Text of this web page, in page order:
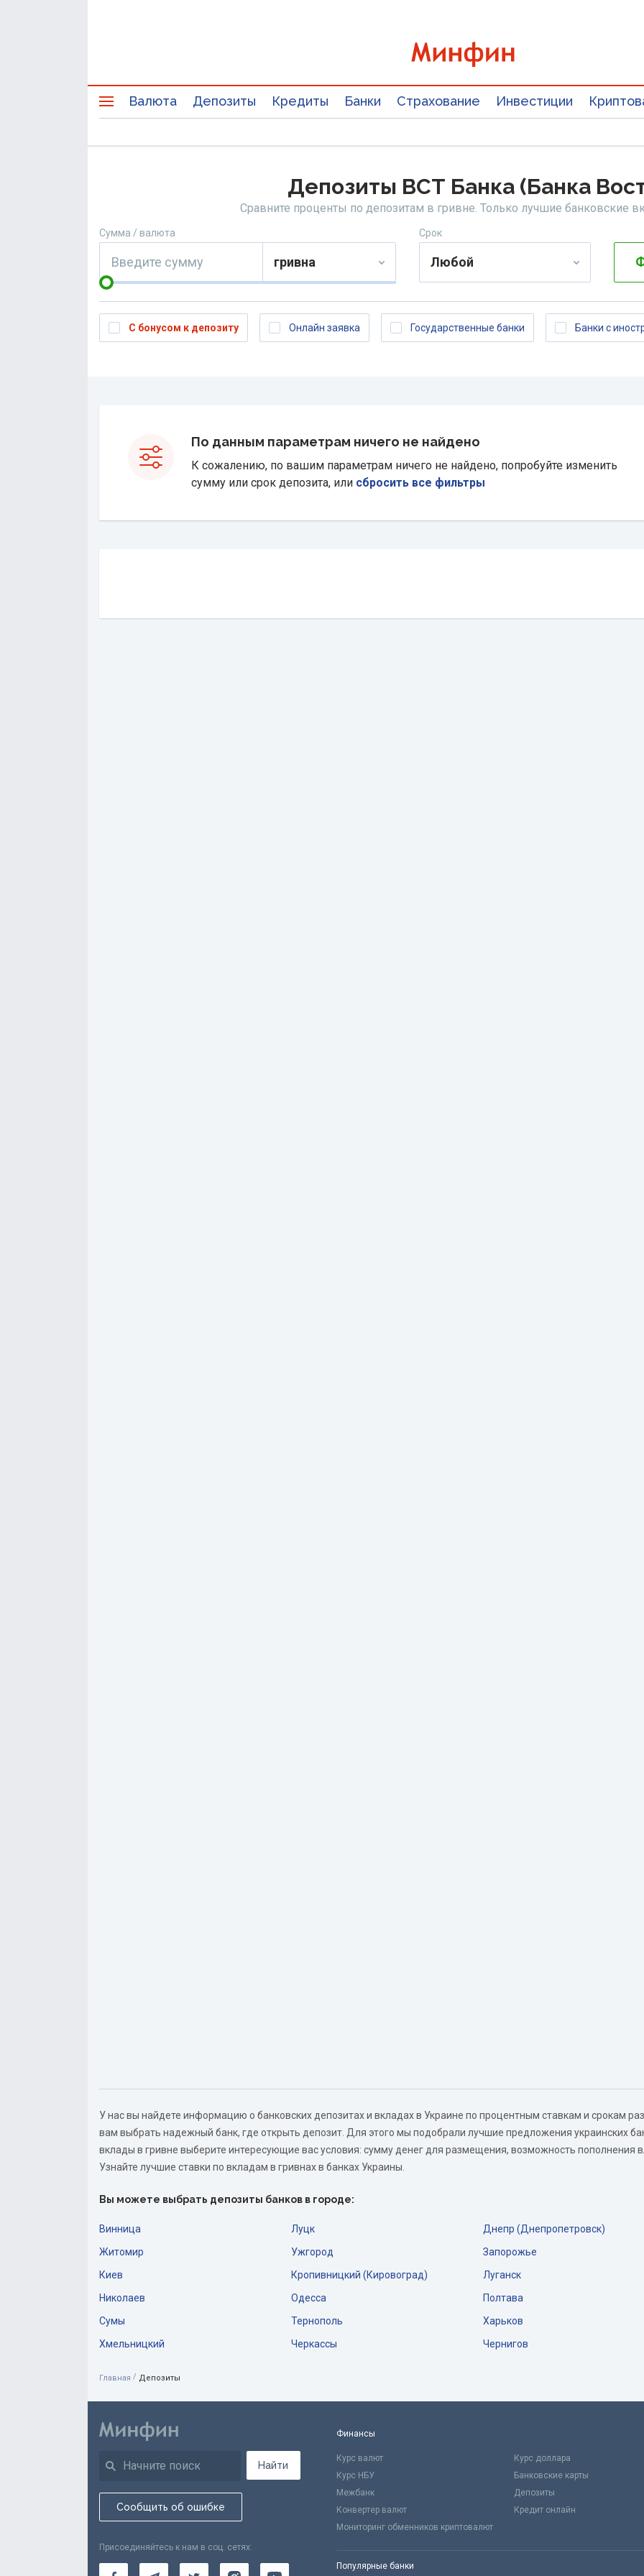
Валюта Депозиты Кредиты Банки Страхование Инвестиции
Депозиты ВСТ Банка (Банка
Сравните проценты по депозитам в гривне. Только лучшие банковские
Сумма / валюта
гривна
Срок
Любой
С бонусом к депозиту Онлайн заявка Государственные банки Банки с
По данным параметрам ничего не найдено
К сожалению, по вашим параметрам ничего не найдено, попробуйте изменить
сумму или срок депозита, или сбросить все фильтры
У нас вы найдете информацию о банковских депозитах и вкладах в Украине по процентным ставкам и срокам
вам выбрать надежный банк, где открыть депозит. Для этого мы подобрали лучшие предложения украинских
вклады в гривне выберите интересующие вас условия: сумму денег для размещения, возможность пополнения
Узнайте лучшие ставки по вкладам в гривнах в банках Украины.
Вы можете выбрать депозиты банков в городе:
Винница Луцк Днепр (Днепропетровск)
Житомир
Ужгород Запорожье
Киев
Кропивницкий (Кировоград) Луганск
Николаев
Одесса Полтава
Сумы
Тернополь Харьков
Хмельницкий
Черкассы Чернигов
Главная / Депозиты
Найти
Сообщить об ошибке
Присоединяйтесь к нам в соц. сетях:
Финансы
Курс валют Курс доллара
Курс НБУ
Банковские карты
Межбанк
Депозиты
Конвертер валют
Кредит онлайн
Мониторинг обменников криптовалют
Популярные банки